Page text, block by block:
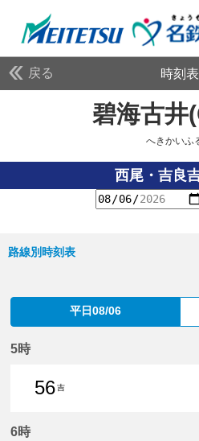
戻る 時刻表
碧海古井
へきかいふ
西尾・吉良
路線別時刻表
平日08/06
5時
56吉
6時